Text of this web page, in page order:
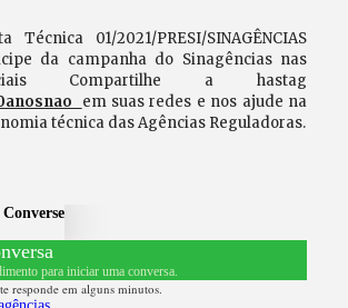
Técnica 01/2021/PRESI/SINAGÊNCIAS
da campanha do Sinagências nas
Compartilhe a hastag
em suas redes e nos ajude na
técnica das Agências Reguladoras.